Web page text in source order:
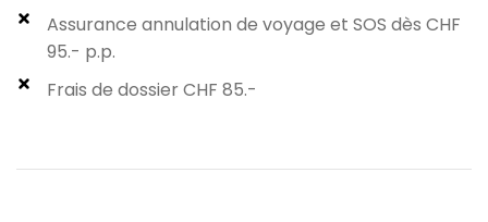
Assurance annulation de voyage et SOS dès CHF
95.- p.p.
Frais de dossier CHF 85.-